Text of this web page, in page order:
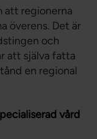
att regionerna
överens. Det är
och
att själva fatta
en regional
vård